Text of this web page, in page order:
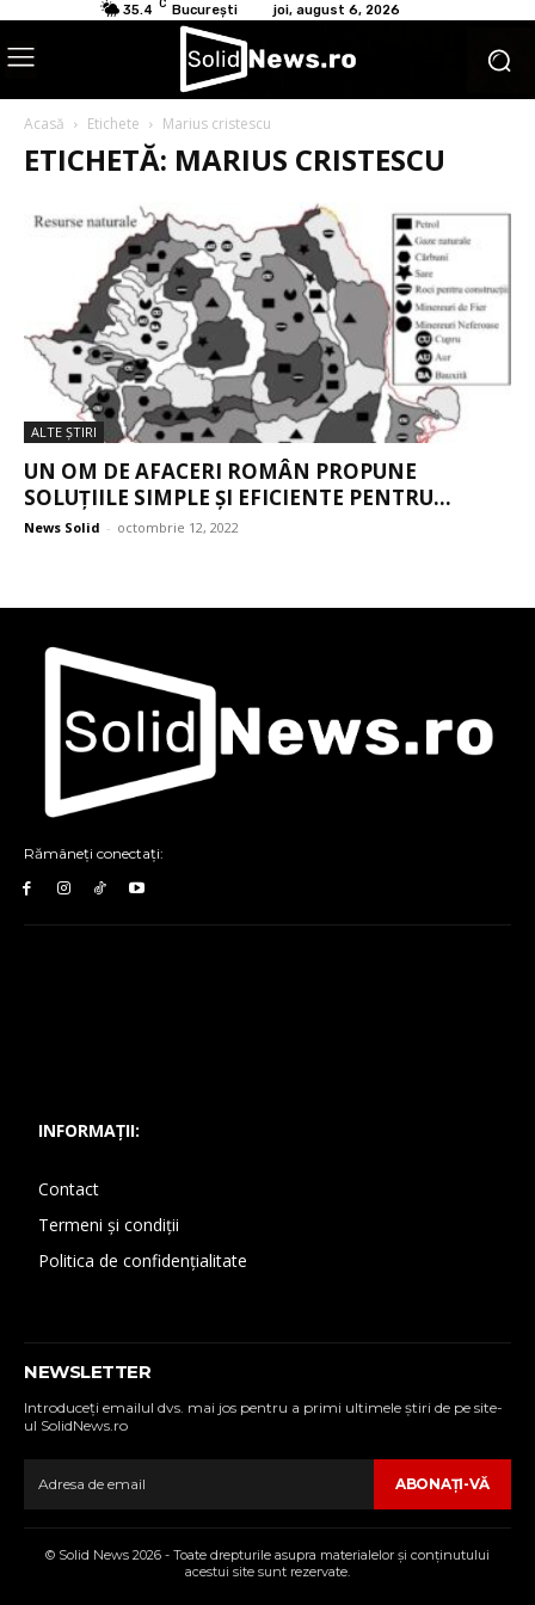
35.4 C București joi, august 6, 2026
Acasă Etichete Marius cristescu
ETICHETĂ: MARIUS CRISTESCU
ALTE ŞTIRI
UN OM DE AFACERI ROMÂN PROPUNE
SOLUȚIILE SIMPLE ȘI EFICIENTE PENTRU...
News Solid - octombrie 12, 2022
Rămâneți conectați:
INFORMAȚII:
Contact
Termeni și condiții
Politica de confidențialitate
NEWSLETTER
Introduceţi emailul dvs. mai jos pentru a primi ultimele ştiri de pe site-
ul SolidNews.ro
ABONAŢI-VĂ
© Solid News 2026 - Toate drepturile asupra materialelor şi conţinutului
acestui site sunt rezervate.